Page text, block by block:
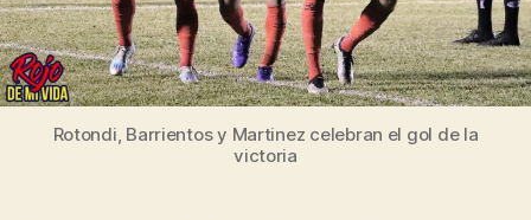
Rotondi, Barrientos y Martinez celebran el gol de la
victoria